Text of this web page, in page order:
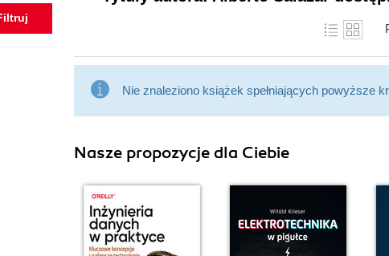
Nie znaleziono książek spełniających powyższe
Nasze propozycje dla Ciebie